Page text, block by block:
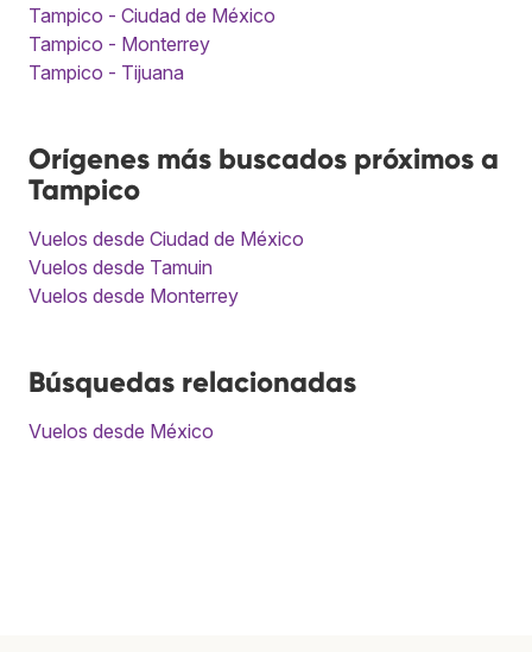
Tampico - Ciudad de México
Tampico - Monterrey
Tampico - Tijuana
Orígenes más buscados próximos a
Tampico
Vuelos desde Ciudad de México
Vuelos desde Tamuin
Vuelos desde Monterrey
Búsquedas relacionadas
Vuelos desde México